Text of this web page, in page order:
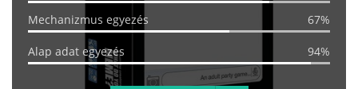
Mechanizmus egyezés
67%
Alap adat egyezés 94%